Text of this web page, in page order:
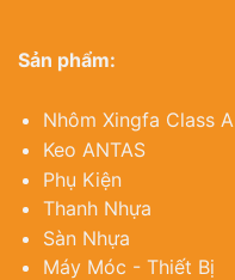
Sản phẩm:
Nhôm Xingfa Class A
Keo ANTAS
Phụ Kiện
Thanh Nhựa
Sàn Nhựa
Máy Móc - Thiết Bị